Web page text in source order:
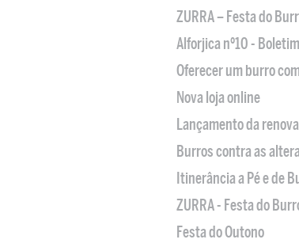
ZURRA – Festa do
Alforjica nº10 -
Oferecer um burro
Nova loja online
Lançamento da
Burros contra as
Itinerância a Pé e de
ZURRA - Festa do
Festa do Outono